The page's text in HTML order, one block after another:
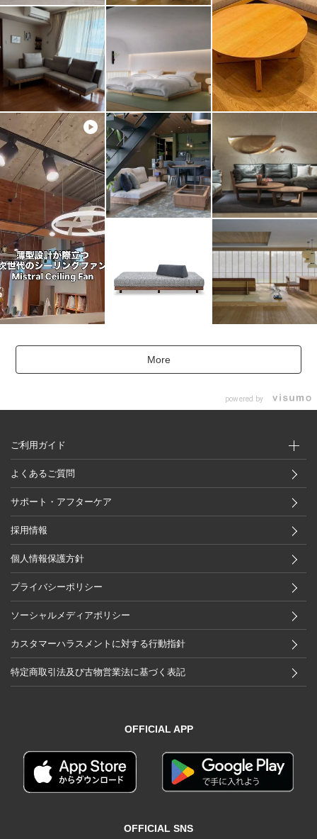
More
powered by
ご利用ガイド
よくあるご質問
サポート・アフターケア
採用情報
個人情報保護方針
プライバシーポリシー
ソーシャルメディアポリシー
カスタマーハラスメントに対する行動指針
特定商取引法及び古物営業法に基づく表記
OFFICIAL APP
OFFICIAL SNS